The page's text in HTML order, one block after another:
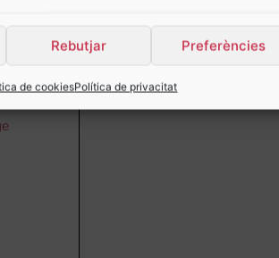
Rebutjar Preferències
de cookiesPolítica de privacitat